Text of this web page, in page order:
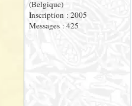
(Belgique)
Inscription : 2005
Messages : 425